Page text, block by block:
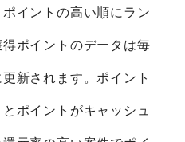
イントの高い順にラン
ポイントのデータは毎
新されます。ポイント
ポイントがキャッシュ